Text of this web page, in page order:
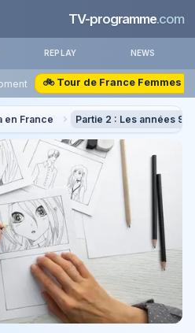
TV-programme.com
REPLAY NEWS
🚲 Tour de France Femmes
en France Partie 2 : Les années 90